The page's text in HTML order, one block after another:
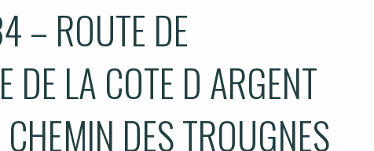
– ROUTE DE
DE LA COTE D ARGENT
DES TROUGNES